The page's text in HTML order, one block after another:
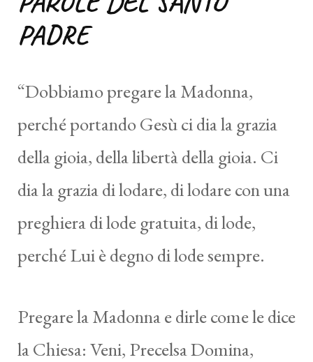
PADRE
“Dobbiamo pregare la Madonna,
perché portando Gesù ci dia la grazia
della gioia, della libertà della gioia. Ci
dia la grazia di lodare, di lodare con una
preghiera di lode gratuita, di lode,
perché Lui è degno di lode sempre.
Pregare la Madonna e dirle come le dice
la Chiesa: Veni, Precelsa Domina,